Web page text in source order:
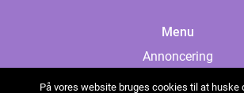
Menu
Annoncering
På vores website bruges cookies til at huske